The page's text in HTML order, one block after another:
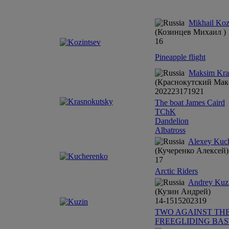
Mikhail
(Козинцев Михаил )
16
Pineapple flight
Maksim
(Краснокутский
202223171921
The boat James Caird
TChK
Dandelion
Albatross
Alexey
(Кучеренко Алексей)
17
Arctic Riders
Andrey
(Кузин Андрей)
14-1515202319
TWO AGAINST
FREEGLIDING